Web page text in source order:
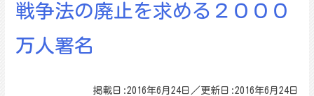
戦争法の廃止を求める２０００
万人署名
掲載日:2016年6月24日／更新日:2016年6月24日